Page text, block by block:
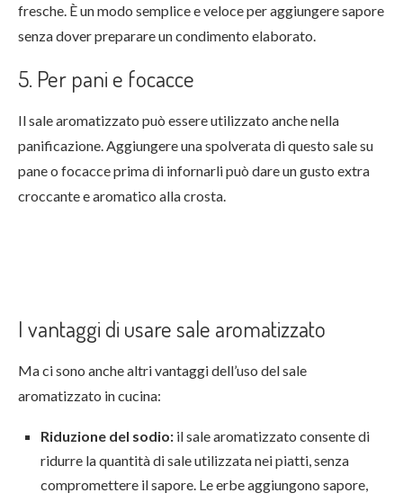
fresche. È un modo semplice e veloce per aggiungere sapore
senza dover preparare un condimento elaborato.
5. Per pani e focacce
Il sale aromatizzato può essere utilizzato anche nella
panificazione. Aggiungere una spolverata di questo sale su
pane o focacce prima di infornarli può dare un gusto extra
croccante e aromatico alla crosta.
I vantaggi di usare sale aromatizzato
Ma ci sono anche altri vantaggi dell’uso del sale
aromatizzato in cucina:
Riduzione del sodio: il sale aromatizzato consente di
ridurre la quantità di sale utilizzata nei piatti, senza
compromettere il sapore. Le erbe aggiungono sapore,